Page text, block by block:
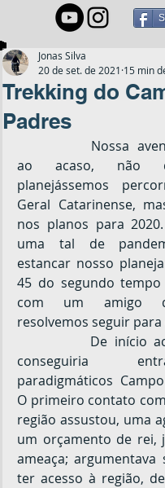
Trekking do
Padres
Jonas Silva
20 de set. de 2021 15 min
ao acaso, não
planejássemos
Geral Catarinense,
nos planos para
uma tal de
estancar nosso
45 do segundo tempo
com um amigo
resolvemos seguir para
conseguiria
paradigmáticos
O primeiro contato
região assustou, uma
um orçamento de rei,
ameaça;
ter acesso à região,